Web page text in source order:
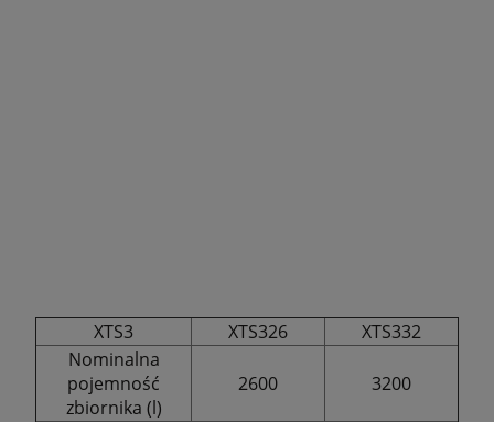
XTS3 XTS326
XTS332
Nominalna
pojemność
zbiornika (l)
2600 3200